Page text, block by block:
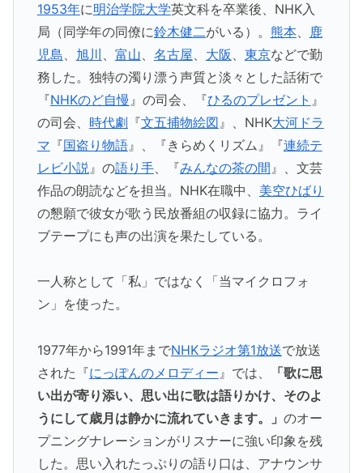
1953年に明治学院大学英文科を卒業後、NHK入
局（同学年の同僚に鈴木健二がいる）。 熊本、
鹿
児島
旭川 富山 名古屋 大阪 東京などで勤
務した。独特の濁り漂う声質と淡々とした話術で
『NHKのど自慢 』の司会、『ひるのプレゼント 』
の司会、 時代劇 『文五捕物絵図 』、NHK大河ドラ
マ 『国盗り物語』、『きらめくリズム』『連続テ
レビ小説 』の語り手、『みんなの茶の間 』、文芸
作品の朗読などを担当。NHK在職中、 美空ひばり
の懇願で彼女が歌う民放番組の収録に協力。ライ
ブテープにも声の出演を果たしている。
一人称として「私」ではなく「当マイクロフォ
ン」を使った。
1977年から1991年までNHKラジオ第1放送で放送
された『にっぽんのメロディー』では、
「歌に思
い出が寄り添い、思い出に歌は語りかけ、そのよ
うにして歳月は静かに流れていきます。」 のオー
プニングナレーションがリスナーに強い印象を残
した。思い入れたっぷりの語り口は、アナウンサ